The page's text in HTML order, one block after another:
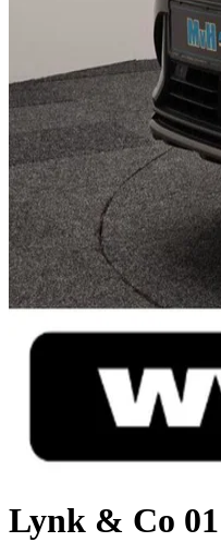
Lynk & Co 01